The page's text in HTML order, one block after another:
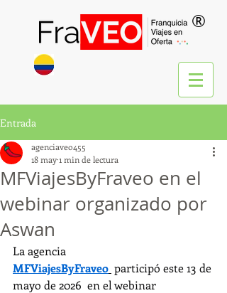
®
Entrada
MFViajesByFraveo en el
webinar organizado por
Aswan
agenciaveo455
18 may1 min de lectura
La agencia
MFViajesByFraveo participó este 13 de
mayo de 2026  en el webinar